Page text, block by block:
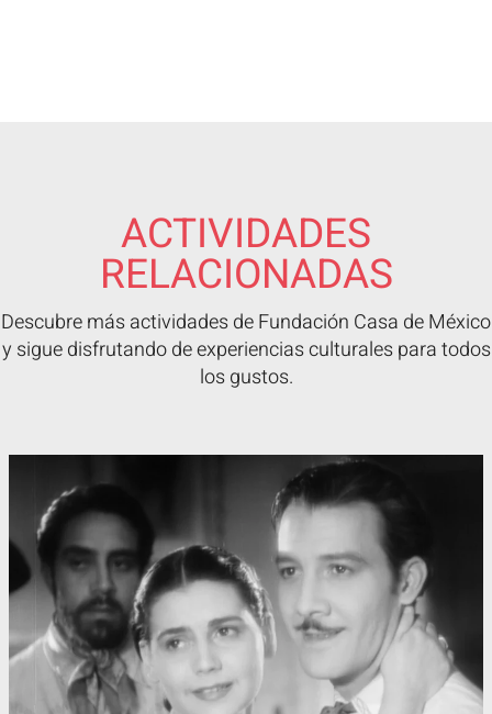
ACTIVIDADES
RELACIONADAS
Descubre más actividades de Fundación Casa de México
y sigue disfrutando de experiencias culturales para todos
los gustos.